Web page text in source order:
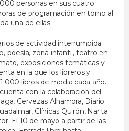
personas en sus cuatro
de programación en torno al
una de ellas.
de actividad interrumpida
poesía, zona infantil, teatro en
exposiciones temáticas y
en la que los libreros y
libros de media cada año.
con la colaboración del
Cervezas Alhambra, Diario
Clínicas Quirón, Narita
El 10 de mayo a partir de las